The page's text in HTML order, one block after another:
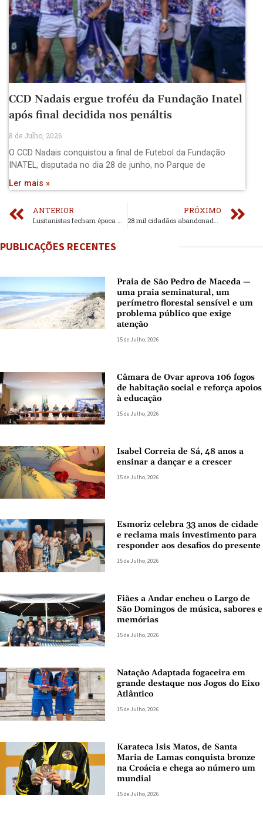
CCD Nadais ergue troféu da Fundação Inatel
após final decidida nos penáltis
8 de Julho, 2026
O CCD Nadais conquistou a final de Futebol da Fundação
INATEL, disputada no dia 28 de junho, no Parque de
Ler mais »
ANTERIOR PRÓXIMO
PUBLICAÇÕES RECENTES
Praia de São Pedro de Maceda —
uma praia seminatural, um
perímetro florestal sensível e um
problema público que exige
atenção
15 de Julho, 2026
Câmara de Ovar aprova 106 fogos
de habitação social e reforça apoios
à educação
15 de Julho, 2026
Isabel Correia de Sá, 48 anos a
ensinar a dançar e a crescer
15 de Julho, 2026
Esmoriz celebra 33 anos de cidade
e reclama mais investimento para
responder aos desafios do presente
15 de Julho, 2026
Fiães a Andar encheu o Largo de
São Domingos de música, sabores e
memórias
15 de Julho, 2026
Natação Adaptada fogaceira em
grande destaque nos Jogos do Eixo
Atlântico
15 de Julho, 2026
Karateca Isis Matos, de Santa
Maria de Lamas conquista bronze
na Croácia e chega ao número um
mundial
15 de Julho, 2026